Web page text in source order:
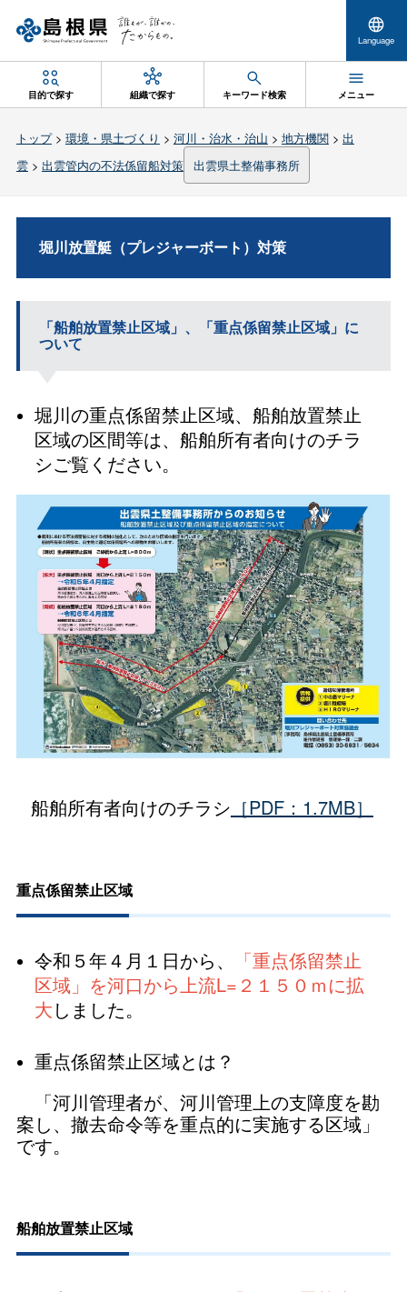
Language
目的で探す 組織で探す キーワード検索 メニュー
トップ> 環境・県土づくり > 河川・治水・治山 > 地方機関> 出
雲> 出雲管内の不法係留船対策 出雲県土整備事務所
堀川放置艇（プレジャーボート）対策
「船舶放置禁止区域」、「重点係留禁止区域」に
ついて
堀川の重点係留禁止区域、船舶放置禁止
区域の区間等は、船舶所有者向けのチラ
シご覧ください。
船舶所有者向けのチラシ ［PDF：1.7MB］
重点係留禁止区域
令和５年４月１日から、
「重点係留禁止
区域」を河口から上流L=２１５０ｍに拡
大しました。
重点係留禁止区域とは？
「河川管理者が、河川管理上の支障度を勘
案し、撤去命令等を重点的に実施する区域」
です。
船舶放置禁止区域